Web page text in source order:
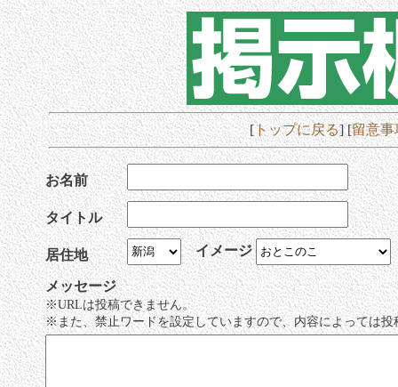
[トップに戻る] [留意事
お名前
タイトル
居住地 イメージ
メッセージ
※URLは投稿できません。
※また、禁止ワードを設定していますので、内容によっては